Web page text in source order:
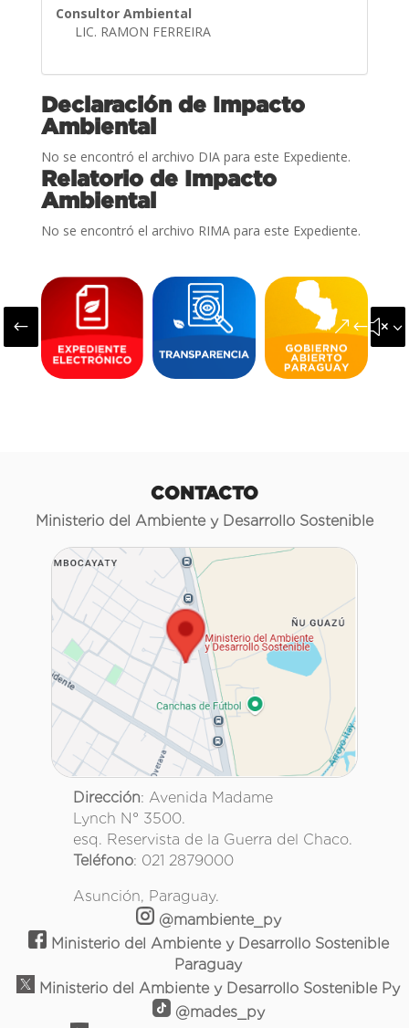
Consultor Ambiental
LIC. RAMON FERREIRA
Declaración de Impacto
Ambiental
No se encontró el archivo DIA para este Expediente.
Relatorio de Impacto
Ambiental
No se encontró el archivo RIMA para este Expediente.
#
CONTACTO
Ministerio del Ambiente y Desarrollo Sostenible
Dirección: Avenida Madame
Lynch N° 3500.
esq. Reservista de la Guerra del Chaco.
Teléfono: 021 2879000
Asunción, Paraguay.
@mambiente_py
Ministerio del Ambiente y Desarrollo Sostenible
Paraguay
Ministerio del Ambiente y Desarrollo Sostenible Py
@mades_py